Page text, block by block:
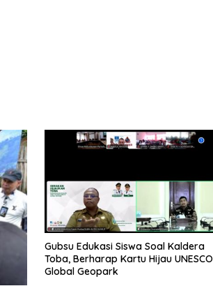
Gubsu Edukasi Siswa Soal Kaldera
Toba, Berharap Kartu Hijau UNESCO
Global Geopark